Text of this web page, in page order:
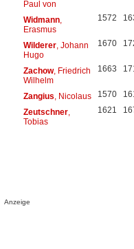
Paul von
Widmann,
Erasmus
1572
Wilderer, Johann
Hugo
1670
Zachow, Friedrich
Wilhelm
1663
Zangius , Nicolaus 1570
Zeutschner,
Tobias
1621
Anzeige